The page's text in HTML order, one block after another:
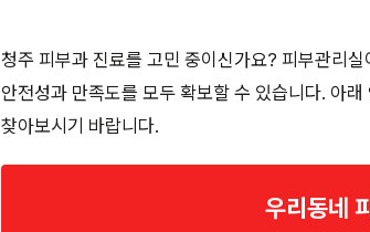
청주 피부과 진료를 고민 중이신가요? 피부관리
안전성과 만족도를 모두 확보할 수 있습니다. 아
찾아보시기 바랍니다.
우리동네